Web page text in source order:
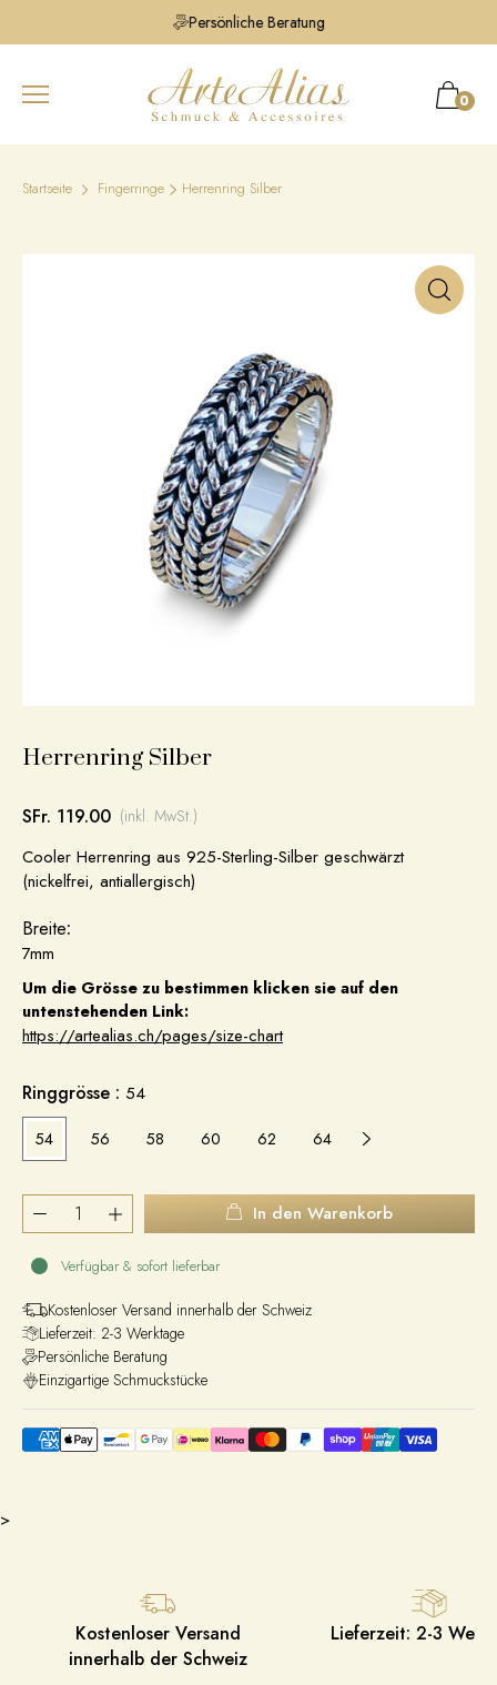
Persönliche Beratung
0
Startseite Fingerringe Herrenring Silber
Herrenring Silber
SFr. 119.00 (inkl. MwSt.)
Cooler Herrenring aus 925-Sterling-Silber geschwärzt
(nickelfrei, antiallergisch)
Breite:
7mm
Um die Grösse zu bestimmen klicken sie auf den
untenstehenden Link:
https://artealias.ch/pages/size-chart
Ringgrösse : 54
54 56 58 60 62 64 66
In den Warenkorb
Verfügbar & sofort lieferbar
Kostenloser Versand innerhalb der Schweiz
Lieferzeit: 2-3 Werktage
Persönliche Beratung
Einzigartige Schmuckstücke
>
Kostenloser Versand
innerhalb der Schweiz
Lieferzeit: 2-3